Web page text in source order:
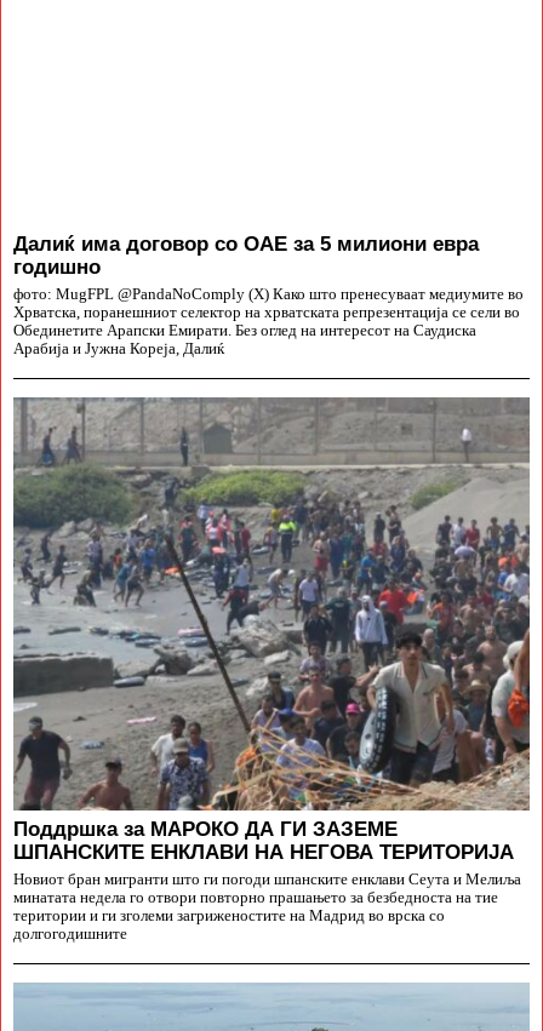
Далиќ има договор со ОАЕ за 5 милиони евра
годишно
фото: MugFPL @PandaNoComply (X) Како што пренесуваат медиумите во
Хрватска, поранешниот селектор на хрватската репрезентација се сели во
Обединетите Арапски Емирати. Без оглед на интересот на Саудиска
Арабија и Јужна Кореја, Далиќ
Поддршка за МАРОКО ДА ГИ ЗАЗЕМЕ
ШПАНСКИТЕ ЕНКЛАВИ НА НЕГОВА ТЕРИТОРИЈА
Новиот бран мигранти што ги погоди шпанските енклави Сеута и Мелиља
минатата недела го отвори повторно прашањето за безбедноста на тие
територии и ги зголеми загриженостите на Мадрид во врска со
долгогодишните